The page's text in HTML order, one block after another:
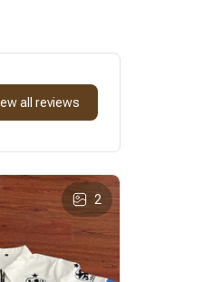
all reviews
2